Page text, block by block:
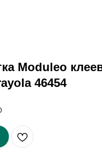
Moduleo
46454